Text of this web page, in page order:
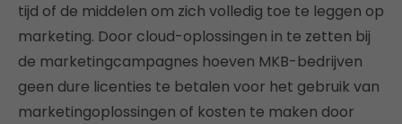
tijd of de middelen om zich volledig toe te leggen op
marketing. Door cloud-oplossingen in te zetten bij
de marketingcampagnes hoeven MKB-bedrijven
geen dure licenties te betalen voor het gebruik van
marketingoplossingen of kosten te maken door